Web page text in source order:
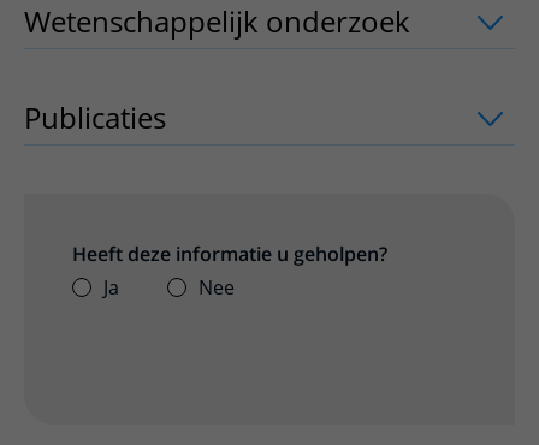
Wetenschappelijk onderzoek
Publicaties uitklapper, klik om te
Heeft deze informatie u geholpen?
Ja
Nee